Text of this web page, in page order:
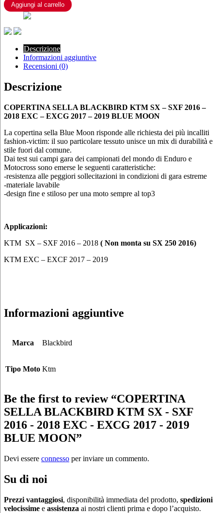
SXF
-
2018
EXCG
2017
2019
MOON
quantità
Aggiungi al carrello
Descrizione
Informazioni aggiuntive
Recensioni (0)
Descrizione
COPERTINA SELLA BLACKBIRD KTM SX – SXF 2016 –
2018 EXC – EXCG 2017 – 2019 BLUE MOON
La copertina sella Blue Moon risponde alle richiesta dei più incalliti
fashion-victim: il suo particolare tessuto unisce un mix di durabilità e
stile fuori dal comune.
Dai test sui campi gara dei campionati del mondo di Enduro e
Motocross sono emerse le seguenti caratteristiche:
-resistenza alle peggiori sollecitazioni in condizioni di gara estreme
-materiale lavabile
-design fine e stiloso per una moto sempre al top3
Applicazioni:
KTM SX – SXF 2016 – 2018 ( Non monta su SX 250 2016)
KTM EXC – EXCF 2017 – 2019
Informazioni aggiuntive
Marca Blackbird
Tipo Moto Ktm
Be the first to review “COPERTINA
SELLA BLACKBIRD KTM SX - SXF
2016 - 2018 EXC - EXCG 2017 - 2019
BLUE MOON”
Devi essere connesso per inviare un commento.
Su di noi
Prezzi vantaggiosi, disponibilità immediata del prodotto, spedizioni
velocissime e assistenza ai nostri clienti prima e dopo l’acquisto.